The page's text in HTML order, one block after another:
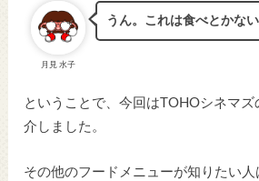
月見 水子
うん。これは食べとかない
ということで、今回はTOHOシネマ
介しました。
その他のフードメニューが知りたい